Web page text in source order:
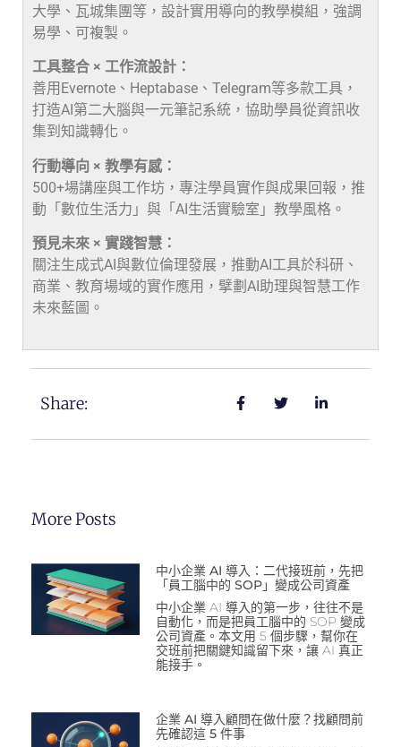
大學、瓦城集團等，設計實用導向的教學模組，強調
易學、可複製。
工具整合 × 工作流設計：
善用Evernote、Heptabase、Telegram等多款工具，
打造AI第二大腦與一元筆記系統，協助學員從資訊收
集到知識轉化。
行動導向 × 教學有感：
500+場講座與工作坊，專注學員實作與成果回報，推
動「數位生活力」與「AI生活實驗室」教學風格。
預見未來 × 實踐智慧：
關注生成式AI與數位倫理發展，推動AI工具於科研、
商業、教育場域的實作應用，擘劃AI助理與智慧工作
未來藍圖。
Share:
More Posts
中小企業 AI 導入：二代接班前，先把
「員工腦中的 SOP」變成公司資產
中小企業 AI 導入的第一步，往往不是
自動化，而是把員工腦中的 SOP 變成
公司資產。本文用 5 個步驟，幫你在
交班前把關鍵知識留下來，讓 AI 真正
能接手。
企業 AI 導入顧問在做什麼？找顧問前
先確認這 5 件事